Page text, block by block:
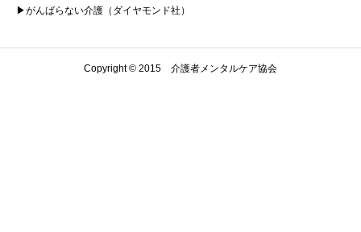
▶がんばらない介護（ダイヤモンド社）
Copyright © 2015 介護者メンタルケア協会